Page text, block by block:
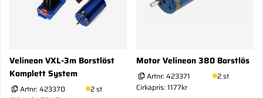
Velineon VXL-3m Borstlöst
Komplett System
Artnr: 423370
2 st
Motor Velineon 380 Borstlös
Artnr: 423371
2 st
Cirkapris: 1177kr